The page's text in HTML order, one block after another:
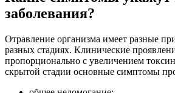
заболевания?
Отравление организма имеет разные
разных стадиях. Клинические
пропорционально с увеличением
скрытой стадии основные симптомы